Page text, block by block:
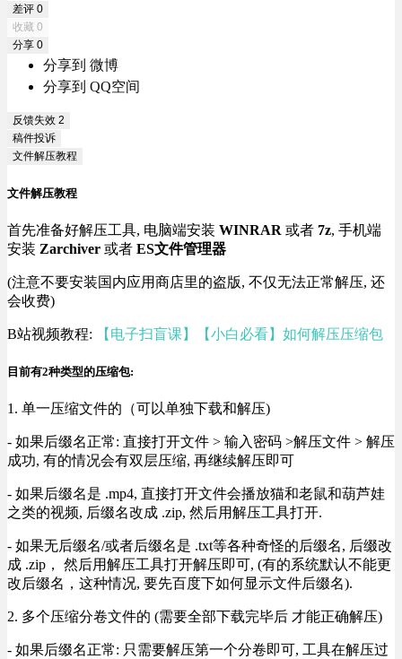
差评 0
收藏 0
分享 0
分享到 微博
分享到 QQ空间
反馈失效 2
稿件投诉
文件解压教程
文件解压教程
首先准备好解压工具, 电脑端安装 WINRAR 或者 7z, 手机端
安装 Zarchiver 或者 ES文件管理器
(注意不要安装国内应用商店里的盗版, 不仅无法正常解压, 还
会收费)
B站视频教程: 【电子扫盲课】【小白必看】如何解压压缩包
目前有2种类型的压缩包:
1. 单一压缩文件的（可以单独下载和解压)
- 如果后缀名正常: 直接打开文件 > 输入密码 >解压文件 > 解压
成功, 有的情况会有双层压缩, 再继续解压即可
- 如果后缀名是 .mp4, 直接打开文件会播放猫和老鼠和葫芦娃
之类的视频, 后缀名改成 .zip, 然后用解压工具打开.
- 如果无后缀名/或者后缀名是 .txt等各种奇怪的后缀名, 后缀改
成 .zip， 然后用解压工具打开解压即可, (有的系统默认不能更
改后缀名，这种情况, 要先百度下如何显示文件后缀名).
2. 多个压缩分卷文件的 (需要全部下载完毕后 才能正确解压)
- 如果后缀名正常: 只需要解压第一个分卷即可, 工具在解压过